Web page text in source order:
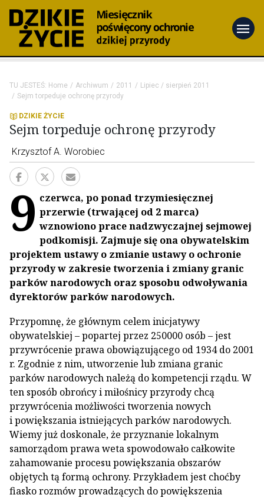
menu
TU JESTEŚ: Home Archiwum 2011
Lipiec / sierpień 2011
Sejm torpeduje ochronę przyrody
DZIKIE ŻYCIE
Sejm torpeduje ochronę przyrody
Krzysztof A. Worobiec
9 czerwca, po ponad trzymiesięcznej
przerwie (trwającej od 2 marca)
wznowiono prace nadzwyczajnej sejmowej
podkomisji. Zajmuje się ona obywatelskim
projektem ustawy o zmianie ustawy o ochronie
przyrody w zakresie tworzenia i zmiany granic
parków narodowych oraz sposobu odwoływania
dyrektorów parków narodowych.
Przypomnę, że głównym celem inicjatywy
obywatelskiej – popartej przez 250000 osób – jest
przywrócenie prawa obowiązującego od 1934 do 2001
r. Zgodnie z nim, utworzenie lub zmiana granic
parków narodowych należą do kompetencji rządu. W
ten sposób obrońcy i miłośnicy przyrody chcą
przywrócenia możliwości tworzenia nowych
i powiększania istniejących parków narodowych.
Wiemy już doskonale, że przyznanie lokalnym
samorządom prawa weta spowodowało całkowite
zahamowanie procesu powiększania obszarów
objętych tą formą ochrony. Przykładem jest choćby
fiasko rozmów prowadzących do powiększenia